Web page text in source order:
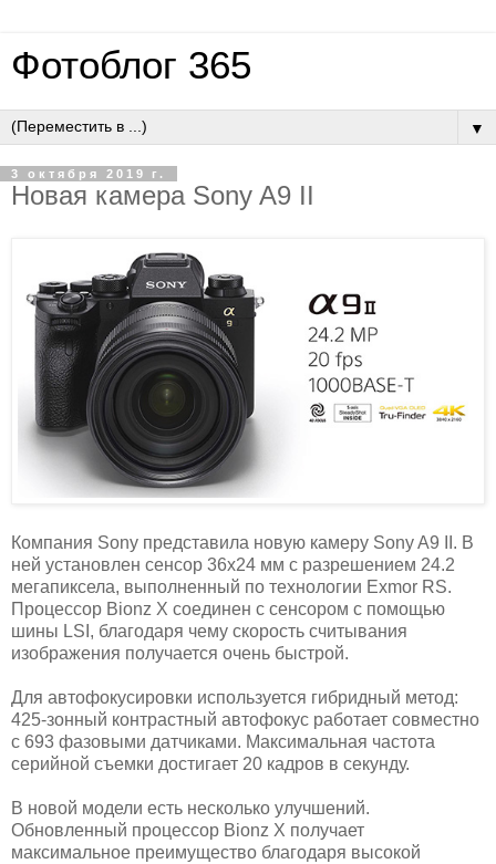
Фотоблог 365
▼
3 октября 2019 г.
Новая камера Sony A9 II
Компания Sony представила новую камеру Sony A9 II. В
ней установлен сенсор 36x24 мм с разрешением 24.2
мегапиксела, выполненный по технологии Exmor RS.
Процессор Bionz X соединен с сенсором с помощью
шины LSI, благодаря чему скорость считывания
изображения получается очень быстрой.
Для автофокусировки используется гибридный метод:
425-зонный контрастный автофокус работает совместно
с 693 фазовыми датчиками. Максимальная частота
серийной съемки достигает 20 кадров в секунду.
В новой модели есть несколько улучшений.
Обновленный процессор Bionz X получает
максимальное преимущество благодаря высокой